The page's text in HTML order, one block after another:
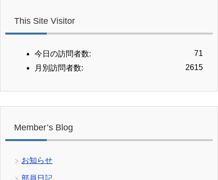
This Site Visitor
71
今日の訪問者数:
2615
月別訪問者数:
Member’s Blog
お知らせ
部員日記